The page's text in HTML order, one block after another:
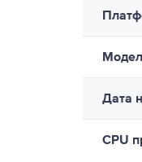
може да
Модел
Дата
CPU